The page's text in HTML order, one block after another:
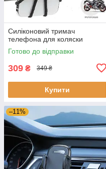
Силіконовий тримач
телефона для коляски
Готово до відправки
309 ₴ 349 ₴
Купити
–11%